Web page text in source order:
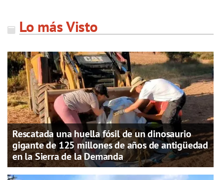
Lo más Visto
Rescatada una huella fósil de un dinosaurio
gigante de 125 millones de años de antigüedad
en la Sierra de la Demanda